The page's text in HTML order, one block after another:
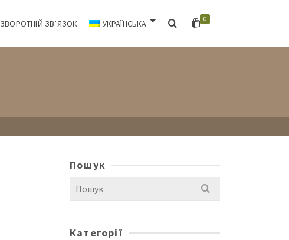
ЗВОРОТНІЙ ЗВ’ЯЗОК УКРАЇНСЬКА 0
Пошук
Search
for:
Категорії